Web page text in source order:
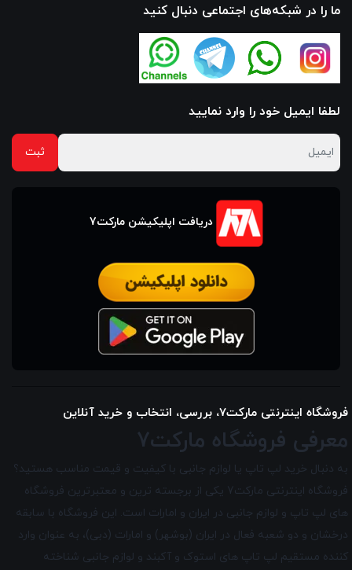
ما را در شبکه‌های اجتماعی دنبال کنید
لطفا ایمیل خود را وارد نمایید
دریافت اپلیکیشن مارکت7
فروشگاه اینترنتی مارکت7، بررسی، انتخاب و خرید آنلاین
معرفی فروشگاه مارکت7
به دنبال خرید لپ تاپ یا لوازم جانبی با کیفیت و قیمت مناسب هستید؟
فروشگاه اینترنتی مارکت7 یکی از برجسته ترین و معتبرترین فروشگاه
های لپ تاپ و لوازم جانبی در ایران و امارات است. این فروشگاه با سابقه
درخشان و دو شعبه فعال در ایران (بوشهر) و امارات (دبی)، به عنوان وارد
کننده مستقیم لپ تاپ های استوک و آکبند و لوازم جانبی شناخته